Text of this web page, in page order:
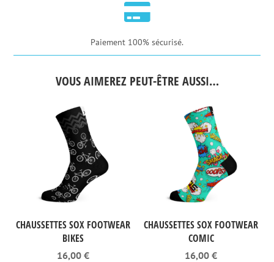

Paiement 100% sécurisé.
VOUS AIMEREZ PEUT-ÊTRE AUSSI…
CHAUSSETTES SOX FOOTWEAR
BIKES
16,00 €
CHAUSSETTES SOX FOOTWEAR
COMIC
16,00€